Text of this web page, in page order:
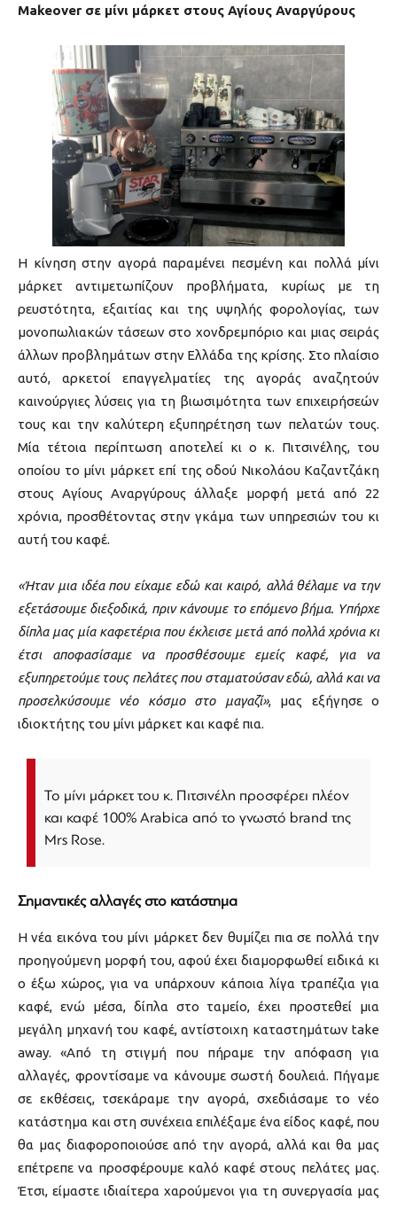
Makeover σε μίνι μάρκετ στους Αγίους Αναργύρους
Η κίνηση στην αγορά παραμένει πεσμένη και πολλά μίνι
μάρκετ αντιμετωπίζουν προβλήματα, κυρίως με τη
ρευστότητα, εξαιτίας και της υψηλής φορολογίας, των
μονοπωλιακών τάσεων στο χονδρεμπόριο και μιας σειράς
άλλων προβλημάτων στην Ελλάδα της κρίσης. Στο πλαίσιο
αυτό, αρκετοί επαγγελματίες της αγοράς αναζητούν
καινούργιες λύσεις για τη βιωσιμότητα των επιχειρήσεών
τους και την καλύτερη εξυπηρέτηση των πελατών τους.
Μία τέτοια περίπτωση αποτελεί κι ο κ. Πιτσινέλης, του
οποίου το μίνι μάρκετ επί της οδού Νικολάου Καζαντζάκη
στους Αγίους Αναργύρους άλλαξε μορφή μετά από 22
χρόνια, προσθέτοντας στην γκάμα των υπηρεσιών του κι
αυτή του καφέ.
«Ήταν μια ιδέα που είχαμε εδώ και καιρό, αλλά θέλαμε να την
εξετάσουμε διεξοδικά, πριν κάνουμε το επόμενο βήμα. Υπήρχε
δίπλα μας μία καφετέρια που έκλεισε μετά από πολλά χρόνια κι
έτσι αποφασίσαμε να προσθέσουμε εμείς καφέ, για να
εξυπηρετούμε τους πελάτες που σταματούσαν εδώ, αλλά και να
προσελκύσουμε νέο κόσμο στο μαγαζί», μας εξήγησε ο
ιδιοκτήτης του μίνι μάρκετ και καφέ πια.
Το μίνι μάρκετ του κ. Πιτσινέλη προσφέρει πλέον
και καφέ 100% Arabica από το γνωστό brand της
Mrs Rose.
Σημαντικές αλλαγές στο κατάστημα
Η νέα εικόνα του μίνι μάρκετ δεν θυμίζει πια σε πολλά την
προηγούμενη μορφή του, αφού έχει διαμορφωθεί ειδικά κι
ο έξω χώρος, για να υπάρχουν κάποια λίγα τραπέζια για
καφέ, ενώ μέσα, δίπλα στο ταμείο, έχει προστεθεί μια
μεγάλη μηχανή του καφέ, αντίστοιχη καταστημάτων take
away. «Από τη στιγμή που πήραμε την απόφαση για
αλλαγές, φροντίσαμε να κάνουμε σωστή δουλειά. Πήγαμε
σε εκθέσεις, τσεκάραμε την αγορά, σχεδιάσαμε το νέο
κατάστημα και στη συνέχεια επιλέξαμε ένα είδος καφέ, που
θα μας διαφοροποιούσε από την αγορά, αλλά και θα μας
επέτρεπε να προσφέρουμε καλό καφέ στους πελάτες μας.
Έτσι, είμαστε ιδιαίτερα χαρούμενοι για τη συνεργασία μας